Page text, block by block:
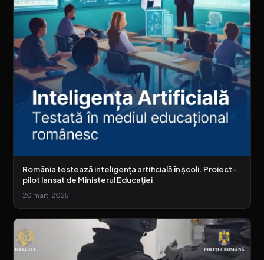
România testează inteligența artificială în școli. Proiect-
pilot lansat de Ministerul Educației
20 mart. 2025